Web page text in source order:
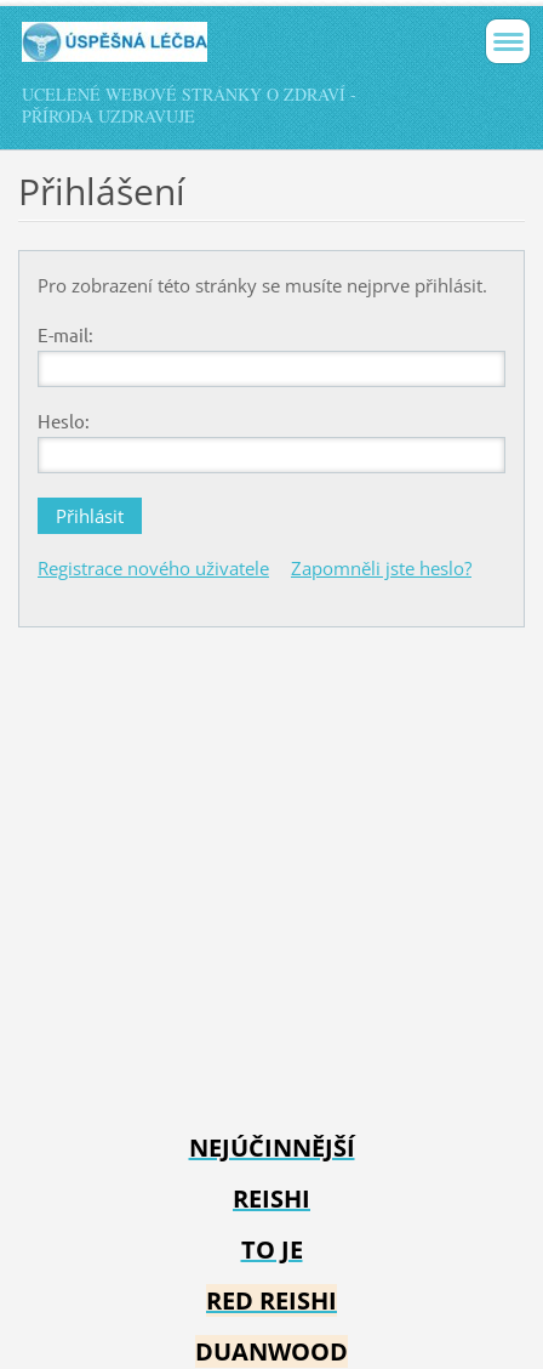
UCELENÉ WEBOVÉ STRÁNKY O ZDRAVÍ -
PŘÍRODA UZDRAVUJE
Přihlášení
Pro zobrazení této stránky se musíte nejprve přihlásit.
E-mail:
Heslo:
Registrace nového uživatele Zapomněli jste heslo?
NEJÚČINNĚJŠÍ
REISHI
TO JE
RED REISHI
DUANWOOD